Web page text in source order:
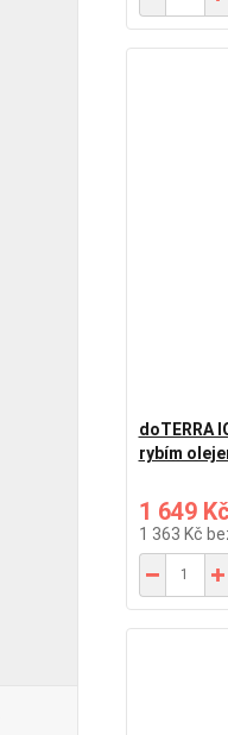
doTERRA
rybím
1 649 Kč
1 363 Kč